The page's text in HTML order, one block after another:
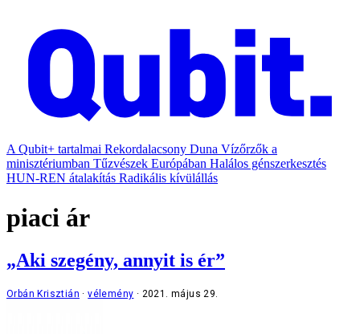
A Qubit+ tartalmai Rekordalacsony Duna Vízőrzők a
minisztériumban Tűzvészek Európában Halálos génszerkesztés
HUN-REN átalakítás Radikális kívülállás
piaci ár
„Aki szegény, annyit is ér”
Orbán Krisztián vélemény 2021. május 29.